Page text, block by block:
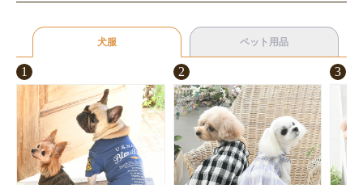
犬服 ペット用品
1 2 3